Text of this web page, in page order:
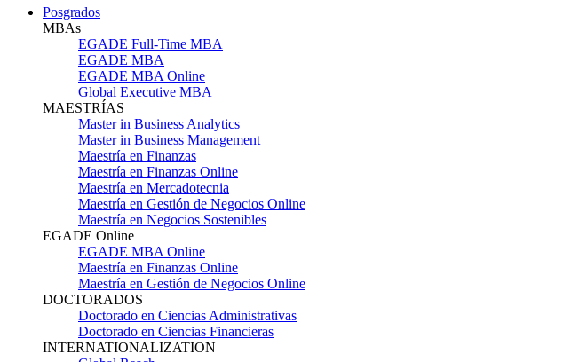
Posgrados
MBAs
EGADE Full-Time MBA
EGADE MBA
EGADE MBA Online
Global Executive MBA
MAESTRÍAS
Master in Business Analytics
Master in Business Management
Maestría en Finanzas
Maestría en Finanzas Online
Maestría en Mercadotecnia
Maestría en Gestión de Negocios Online
Maestría en Negocios Sostenibles
EGADE Online
EGADE MBA Online
Maestría en Finanzas Online
Maestría en Gestión de Negocios Online
DOCTORADOS
Doctorado en Ciencias Administrativas
Doctorado en Ciencias Financieras
INTERNATIONALIZATION